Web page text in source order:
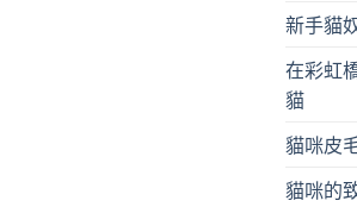
新手貓
在彩虹
貓
貓咪皮
貓咪的